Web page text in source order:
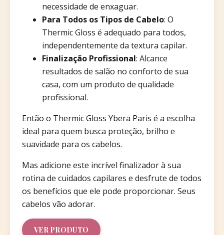
necessidade de enxaguar.
Para Todos os Tipos de Cabelo: O
Thermic Gloss é adequado para todos,
independentemente da textura capilar.
Finalização Profissional: Alcance
resultados de salão no conforto de sua
casa, com um produto de qualidade
profissional.
Então o Thermic Gloss Ybera Paris é a escolha
ideal para quem busca proteção, brilho e
suavidade para os cabelos.
Mas adicione este incrível finalizador à sua
rotina de cuidados capilares e desfrute de todos
os benefícios que ele pode proporcionar. Seus
cabelos vão adorar.
VER PRODUTO